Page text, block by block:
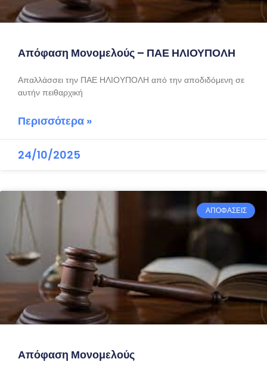
Απόφαση Μονομελούς – ΠΑΕ ΗΛΙΟΥΠΟΛΗ
Απαλλάσσει την ΠΑΕ ΗΛΙΟΥΠΟΛΗ από την αποδιδόμενη σε
αυτήν πειθαρχική
Περισσότερα »
24/10/2025
ΑΠΟΦΑΣΕΙΣ
Απόφαση Μονομελούς